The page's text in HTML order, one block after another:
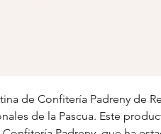
de Confitería Padreny de
de la Pascua. Este